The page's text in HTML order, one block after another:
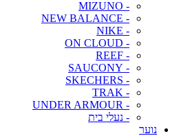
- MIZUNO
- NEW BALANCE
- NIKE
- ON CLOUD
- REEF
- SAUCONY
- SKECHERS
- TRAK
- UNDER ARMOUR
- נעלי בית
נוער